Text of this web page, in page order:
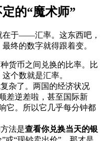
的“魔术师”
在于——汇率。这东西吧，
终的数字就得跟着变。
货币之间兑换的比率。比
个数就是汇率。
杂了。两国的经济状况
差逆差啦，甚至国际新
。所以它几乎每分钟都
法是查看你兑换当天的银